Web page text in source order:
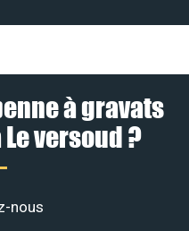
à gravats
versoud ?
nous